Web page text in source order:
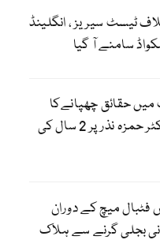
ٹیسٹ سیریز ، انگلینڈ
میں حقائق چھپانےکا
الزام ثابت؛ کرکٹر حمزہ نذر پر 2 سال کی
فٹبال میچ کے دوران
بجلی گرنے سے ہلاک